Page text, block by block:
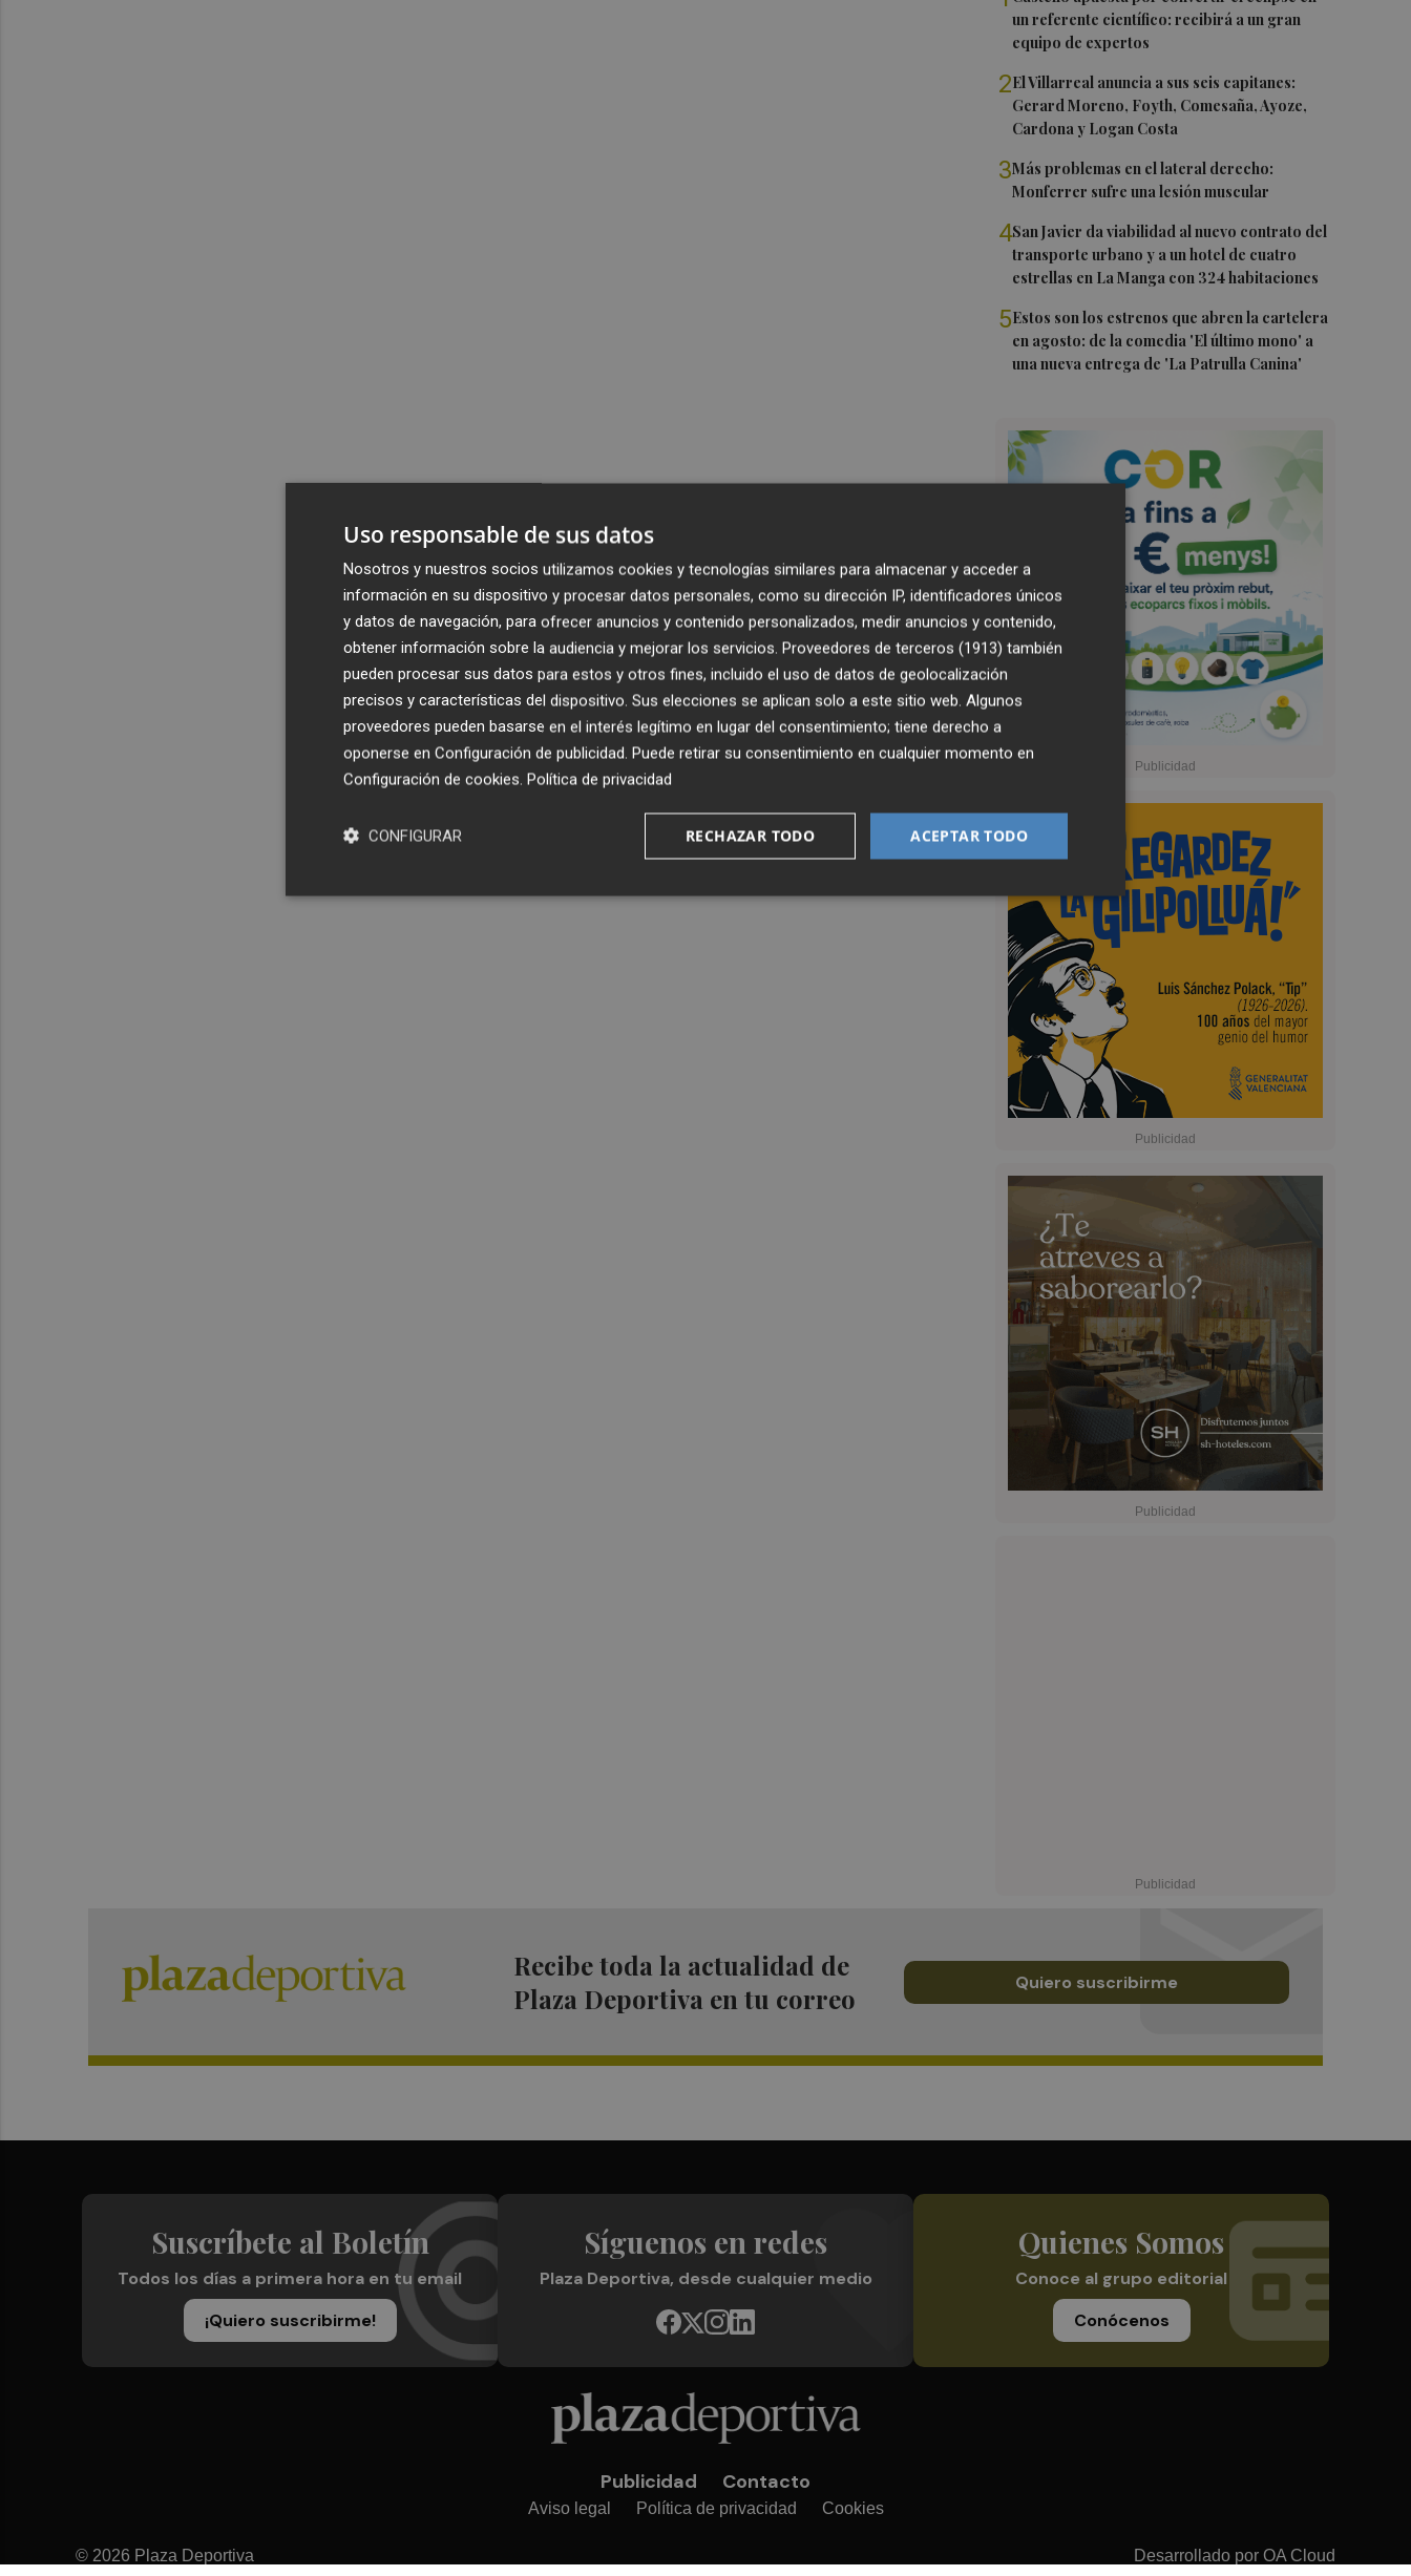
un referente científico: recibirá a un gran
equipo de expertos
2El Villarreal anuncia a sus seis capitanes:
Gerard Moreno, Foyth, Comesaña, Ayoze,
Cardona y Logan Costa
3Más problemas en el lateral derecho:
Monferrer sufre una lesión muscular
4San Javier da viabilidad al nuevo contrato del
transporte urbano y a un hotel de cuatro
estrellas en La Manga con 324 habitaciones
5Estos son los estrenos que abren la cartelera
en agosto: de la comedia 'El último mono' a
una nueva entrega de 'La Patrulla Canina'
Recibe toda la actualidad de
Plaza Deportiva en tu correo
Quiero suscribirme
Suscríbete al Boletín
Todos los días a primera hora en tu email
¡Quiero suscribirme!
Síguenos en redes
Plaza Deportiva, desde cualquier medio
Quienes Somos
Conoce al grupo editorial
Conócenos
Publicidad Contacto
Aviso legal Política de privacidad Cookies
© 2026 Plaza Deportiva Desarrollado por OA Cloud
Uso responsable de sus datos
Nosotros y nuestros socios utilizamos cookies y tecnologías similares para almacenar y acceder a
información en su dispositivo y procesar datos personales, como su dirección IP, identificadores únicos
y datos de navegación, para ofrecer anuncios y contenido personalizados, medir anuncios y contenido,
obtener información sobre la audiencia y mejorar los servicios. Proveedores de terceros (1913) también
pueden procesar sus datos para estos y otros fines, incluido el uso de datos de geolocalización
precisos y características del dispositivo. Sus elecciones se aplican solo a este sitio web. Algunos
proveedores pueden basarse en el interés legítimo en lugar del consentimiento; tiene derecho a
oponerse en Configuración de publicidad. Puede retirar su consentimiento en cualquier momento en
Configuración de cookies. Política de privacidad
ACEPTAR TODO
RECHAZAR TODO
CONFIGURAR